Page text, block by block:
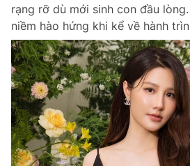
rạng rỡ dù mới sinh con đầu
niềm hào hứng khi kể về hành